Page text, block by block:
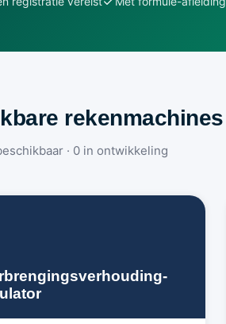
rekenmachines
· 0 in ontwikkeling